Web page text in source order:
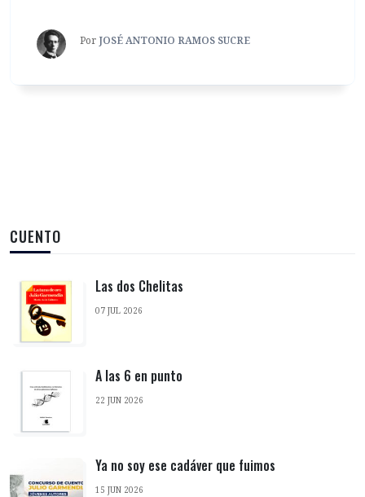
Por JOSÉ ANTONIO RAMOS SUCRE
CUENTO
Las dos Chelitas
07 JUL 2026
A las 6 en punto
22 JUN 2026
Ya no soy ese cadáver que fuimos
15 JUN 2026